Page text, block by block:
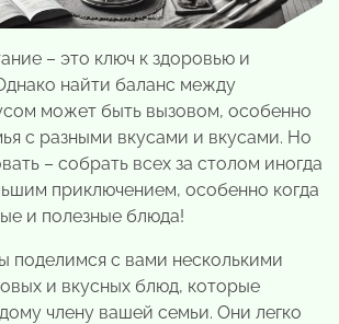
– это ключ к здоровью и
найти баланс между
может быть вызовом, особенно
с разными вкусами и вкусами. Но
– собрать всех за столом иногда
приключением, особенно когда
и полезные блюда!
поделимся с вами несколькими
и вкусных блюд, которые
члену вашей семьи. Они легко